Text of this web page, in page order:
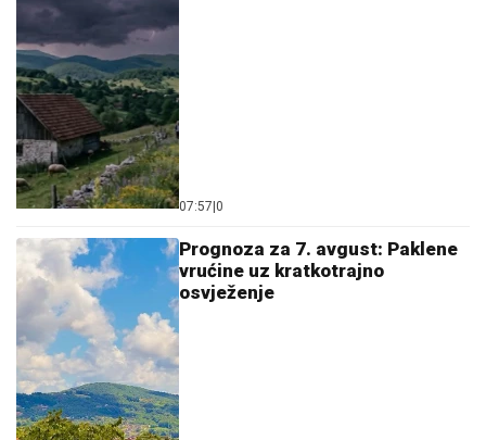
07:57 0
Prognoza za 7. avgust: Paklene
vrućine uz kratkotrajno
osvježenje